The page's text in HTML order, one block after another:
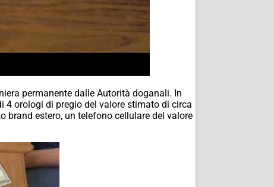
permanente dalle Autorità doganali. In
4 orologi di pregio del valore stimato di circa
brand estero, un telefono cellulare del valore